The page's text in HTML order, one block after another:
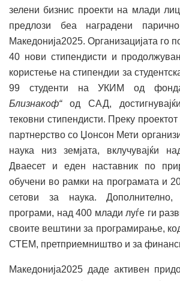
зелени бизнис проекти на млади
предлози беа наградени
Македонија2025. Организацијата го
40 нови стипендисти и
користење на стипендии за
99 студенти на УКИМ од
Близнакоф“ од САД,
тековни стипендисти. Преку проектот
партнерство со Џонсон Мети
наука низ земјата, вклучувајќи
Дваесет и еден наставник по
обучени во рамки на програмата и
сетови за наука. Дополнително,
програми, над 400 млади луѓе ги
своите вештини за програмирање,
СТЕМ, претприемништво и за
Македонија2025 даде активен